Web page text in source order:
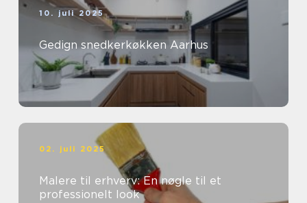
10. juli 2025
Gedign snedkerkøkken Aarhus
02. juli 2025
Malere til erhverv: En nøgle til et
professionelt look